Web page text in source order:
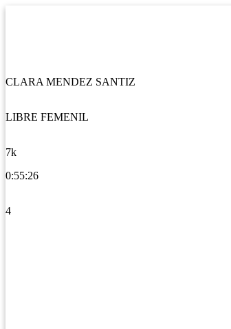
CLARA MENDEZ SANTIZ
LIBRE FEMENIL
7k
0:55:26
4